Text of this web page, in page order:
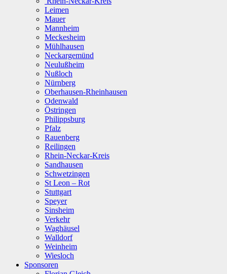
Leimen
Mauer
Mannheim
Meckesheim
Mühlhausen
Neckargemünd
Neulußheim
Nußloch
Nürnberg
Oberhausen-Rheinhausen
Odenwald
Östringen
Philippsburg
Pfalz
Rauenberg
Reilingen
Rhein-Neckar-Kreis
Sandhausen
Schwetzingen
St Leon – Rot
Stuttgart
Speyer
Sinsheim
Verkehr
Waghäusel
Walldorf
Weinheim
Wiesloch
Sponsoren